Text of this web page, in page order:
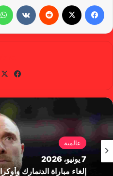
في
وك
عالمية
7 يونيو، 2026
إلغاء مباراة الدنمارك